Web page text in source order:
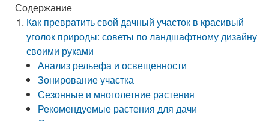
Содержание
Как превратить свой дачный участок в красивый
уголок природы: советы по ландшафтному дизайну
своими руками
Анализ рельефа и освещенности
Зонирование участка
Сезонные и многолетние растения
Рекомендуемые растения для дачи